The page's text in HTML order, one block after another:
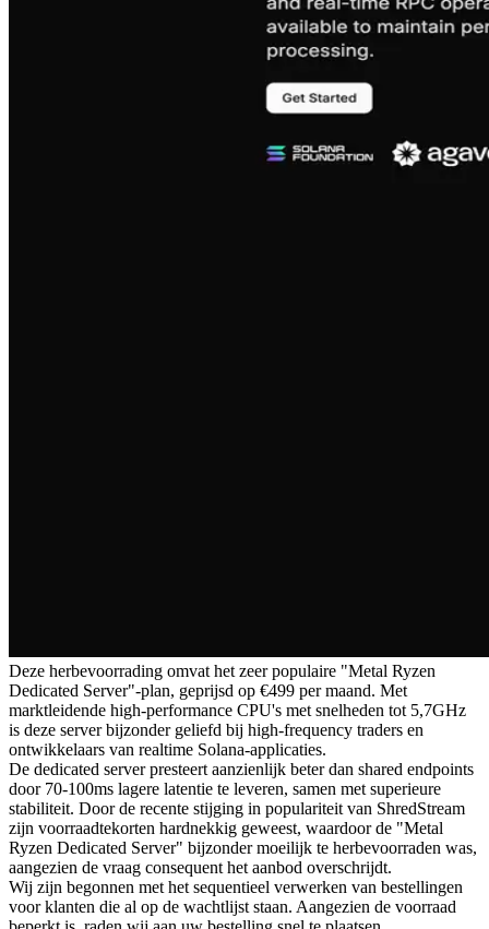
Deze herbevoorrading omvat het zeer populaire "Metal Ryzen
Dedicated Server"-plan, geprijsd op €499 per maand. Met
marktleidende high-performance CPU's met snelheden tot 5,7GHz
is deze server bijzonder geliefd bij high-frequency traders en
ontwikkelaars van realtime Solana-applicaties.
De dedicated server presteert aanzienlijk beter dan shared endpoints
door 70-100ms lagere latentie te leveren, samen met superieure
stabiliteit. Door de recente stijging in populariteit van ShredStream
zijn voorraadtekorten hardnekkig geweest, waardoor de "Metal
Ryzen Dedicated Server" bijzonder moeilijk te herbevoorraden was,
aangezien de vraag consequent het aanbod overschrijdt.
Wij zijn begonnen met het sequentieel verwerken van bestellingen
voor klanten die al op de wachtlijst staan. Aangezien de voorraad